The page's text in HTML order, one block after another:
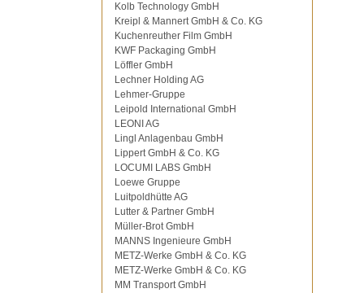
Kolb Technology GmbH
Kreipl & Mannert GmbH & Co. KG
Kuchenreuther Film GmbH
KWF Packaging GmbH
Löffler GmbH
Lechner Holding AG
Lehmer-Gruppe
Leipold International GmbH
LEONI AG
Lingl Anlagenbau GmbH
Lippert GmbH & Co. KG
LOCUMI LABS GmbH
Loewe Gruppe
Luitpoldhütte AG
Lutter & Partner GmbH
Müller-Brot GmbH
MANNS Ingenieure GmbH
METZ-Werke GmbH & Co. KG
METZ-Werke GmbH & Co. KG
MM Transport GmbH